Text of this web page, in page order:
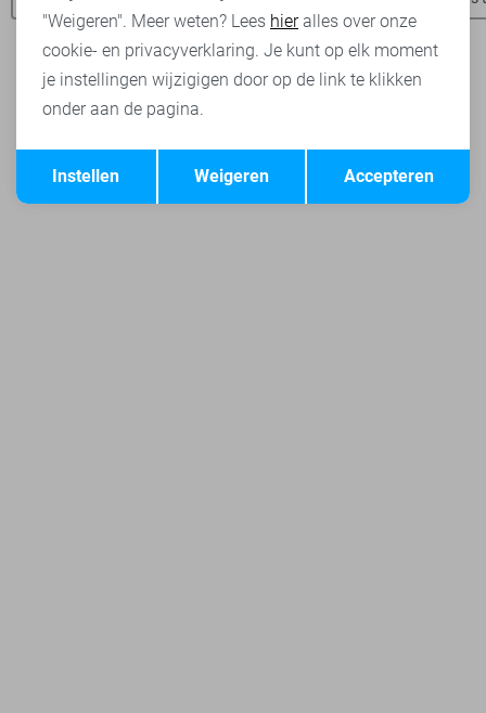
Terug Opslaan
"Weigeren". Meer weten? Lees hieralles over onze
cookie- en privacyverklaring. Je kunt op elk moment
je instellingen wijzigigen door op de link te klikken
onder aan de pagina.
Accepteren
Weigeren
Instellen